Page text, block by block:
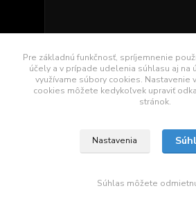
Pre základnú funkčnosť, spríjemnenie
účely a v prípade udelenia súhlasu aj na
využívame súbory cookies. Nastavenie
cookies môžete kedykoľvek upraviť
stránok.
Nastavenia
Súhlas môžete